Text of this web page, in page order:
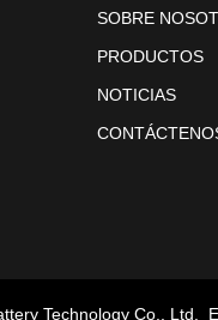
SOBRE
PRODUCTOS
NOTICIAS
Technology Co., Ltd.